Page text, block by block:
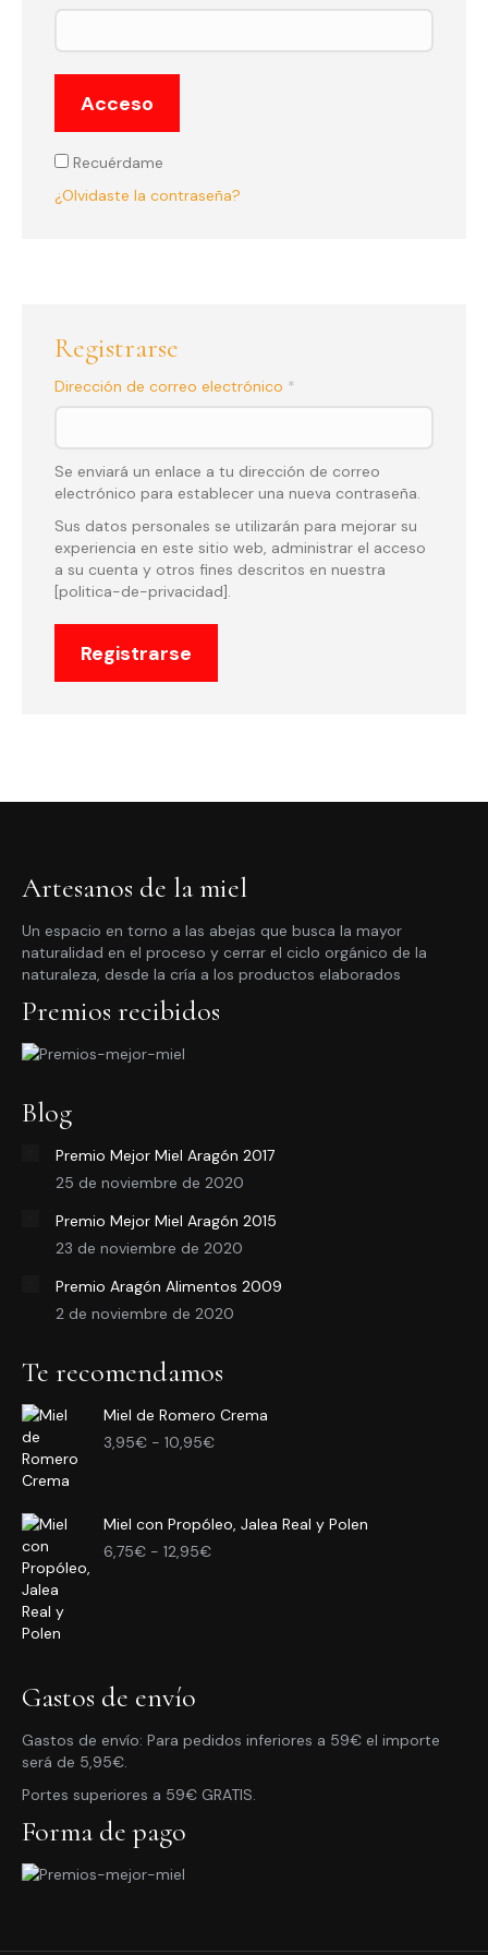
Acceso
Recuérdame
¿Olvidaste la contraseña?
Registrarse
Dirección de correo electrónico *
Se enviará un enlace a tu dirección de correo
electrónico para establecer una nueva contraseña.
Sus datos personales se utilizarán para mejorar su
experiencia en este sitio web, administrar el acceso
a su cuenta y otros fines descritos en nuestra
[politica-de-privacidad].
Registrarse
Artesanos de la miel
Un espacio en torno a las abejas que busca la mayor
naturalidad en el proceso y cerrar el ciclo orgánico de la
naturaleza, desde la cría a los productos elaborados
Premios recibidos
Blog
Premio Mejor Miel Aragón 2017
25 de noviembre de 2020
Premio Mejor Miel Aragón 2015
23 de noviembre de 2020
Premio Aragón Alimentos 2009
2 de noviembre de 2020
Te recomendamos
Miel de Romero Crema
3,95€ - 10,95€Rango
3,95€
Miel con Propóleo, Jalea Real y Polen
6,75€ - 12,95€Rango
Gastos de envío
Gastos de envío: Para pedidos inferiores a 59€ el importe
será de 5,95€.
Portes superiores a 59€ GRATIS.
Forma de pago